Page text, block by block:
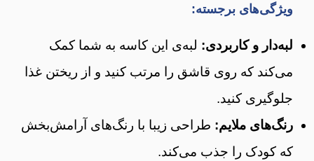
ویژگی‌های برجسته:
لبه‌دار و کاربردی: لبه‌ی این کاسه به شما کمک
می‌کند که روی قاشق را مرتب کنید و از ریختن غذا
جلوگیری کنید.
رنگ‌های ملایم: طراحی زیبا با رنگ‌های آرامش‌بخش
که کودک را جذب می‌کند.